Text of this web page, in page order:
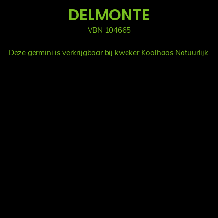
DELMONTE
VBN 104665
Deze germini is verkrijgbaar bij kweker Koolhaas Natuurlijk.